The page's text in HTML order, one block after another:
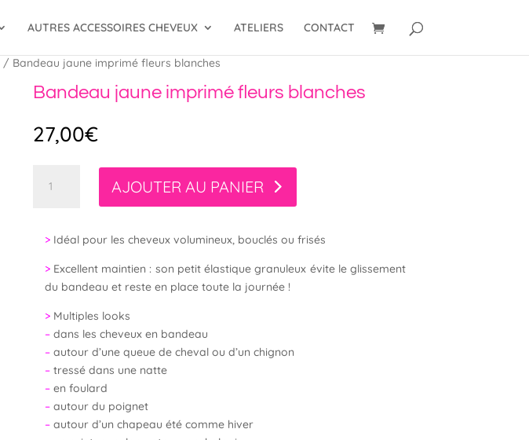
AUTRES ACCESSOIRES CHEVEUX ATELIERS CONTACT
/ Bandeau jaune imprimé fleurs blanches
Bandeau jaune imprimé fleurs blanches
27,00€
imprimé
fleurs
blanches
AJOUTER AU PANIER
>Idéal pour les cheveux volumineux, bouclés ou frisés
> Excellent maintien : son petit élastique granuleux évite le glissement
du bandeau et reste en place toute la journée !
> Multiples looks
– dans les cheveux en bandeau
– autour d’une queue de cheval ou d’un chignon
– tressé dans une natte
– en foulard
–autour du poignet
– autour d’un chapeau été comme hiver